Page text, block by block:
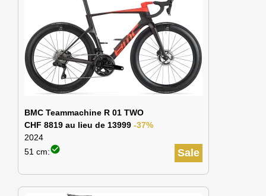
BMC Teammachine R 01 TWO
CHF 8819 au lieu de 13999 -37%
2024
Sale
51 cm:check_circle